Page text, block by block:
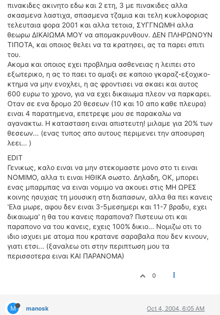
πινακιδες ακινητο εδω και 2 ετη, 3 με πινακιδες αλλα
σκασμενα λαστιχα, σπασμενα τζαμια και τελη κυκλοφοριας
τελευταια φορα 2001 και αλλα τετοια, ΣΥΓΓΝΩΜΗ αλλα
θεωρω ΔΙΚΑΙΩΜΑ ΜΟΥ να απομακρυνθουν. ΔΕΝ ΠΛΗΡΩΝΟΥΝ
ΤΙΠΟΤΑ, και οποιος θελει να τα κρατησει, ας τα παρει σπιτι
του.
Ακομα και οποιος εχει προβλημα ασθενειας η λειπει στο
εξωτερικο, η ας το παει το αμαξι σε καποιο γκαραζ-εξοχικο-
κτημα να μην ενοχλει, η ας φροντισει να σκαει και αυτος
600 ευρω το χρονο, για να εχει δικαιωμα πλεον να παρκαρει.
Οταν σε ενα δρομο 20 θεσεων (10 και 10 απο καθε πλευρα)
ειναι 4 παρατημενα, επετρεψε μου σε παρακαλω να
αγανακτω. Η κατασταση ειναι απιστευτη! μιλαμε για 20% των
θεσεων... (ενας τυπος απο αυτους περιμενει την αποσυρση
λεει... )
EDIT
Γενικως, καλο ειναι να μην στεκομαστε μονο στο τι ειναι
ΝΟΜΙΜΟ, αλλα τι ειναι ΗΘΙΚΑ σωστο. Δηλαδη, ΟΚ, μπορει
ενας μπαρμπας να ειναι νομιμο να ακουει στις ΜΗ ΩΡΕΣ
κοινης ησυχιας τη μουσικη στη διαπασων, αλλα θα πει κανεις
'Ελα μωρε, αφου δεν ειναι 3-5μεσημερι και 11-7 βραδυ, εχει
δικαιωμα' η θα του κανεις παραπονα? Πιστευω οτι και
παραπονο να του κανεις, εχεις 100% δικιο... Νομιζω οτι το
ιδιο ισχυει με ατομα που κρατανε σαραβαλα που δεν κινουν,
γιατι ετσι... (ξαναλεω οτι στην περιπτωση μου τα
περισσοτερα ειναι ΚΑΙ ΠΑΡΑΝΟΜΑ)
0
M manosk Oct 4, 2004, 6:05 AM